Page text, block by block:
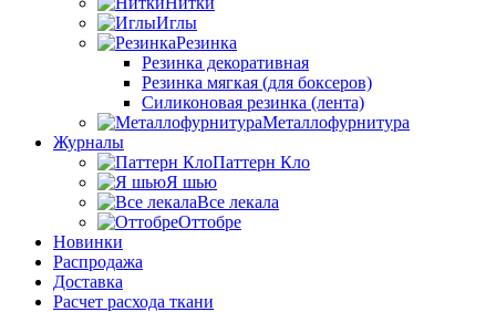
Иглы
Резинка
Резинка декоративная
Резинка мягкая (для боксеров)
Силиконовая резинка (лента)
Металлофурнитура
Журналы
Паттерн Кло
Я шью
Все лекала
Оттобре
Новинки
Распродажа
Доставка
Расчет расхода ткани